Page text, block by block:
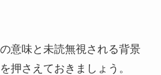
意味と未読無視される背景
押さえておきましょう。